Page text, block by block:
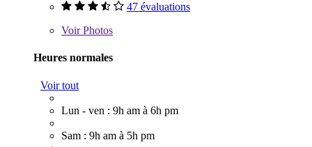
47 évaluations
VoirPhotos
Heures normales
Voir tout
Lun - ven : 9h am à 6h pm
Sam : 9h am à 5h pm